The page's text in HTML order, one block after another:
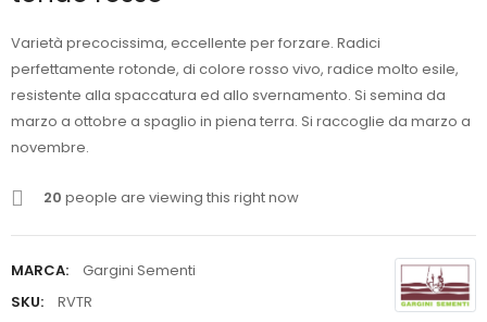
Varietà precocissima, eccellente per forzare. Radici
perfettamente rotonde, di colore rosso vivo, radice molto esile,
resistente alla spaccatura ed allo svernamento. Si semina da
marzo a ottobre a spaglio in piena terra. Si raccoglie da marzo a
novembre.
20 people are viewing this right now
MARCA:
Gargini Sementi
SKU:
RVTR